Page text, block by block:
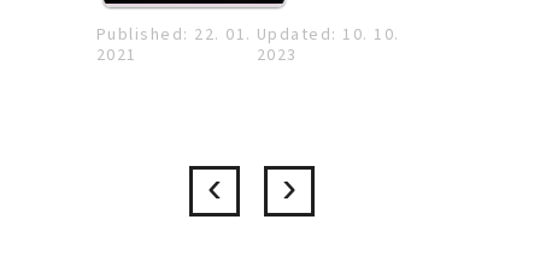
Published: 22. 01.
2021
Updated: 10. 10.
2023